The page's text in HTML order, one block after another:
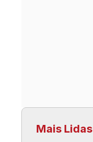
Mais Lidas